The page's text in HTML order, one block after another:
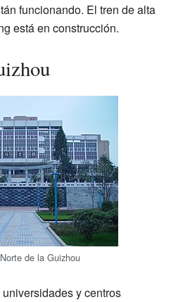
funcionando. El tren de alta
está en construcción.
de la Guizhou
y centros